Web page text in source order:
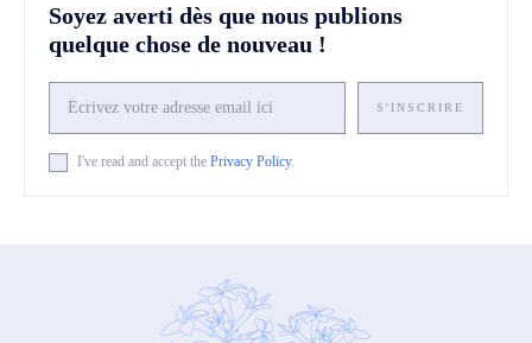
Soyez averti dès que nous publions
quelque chose de nouveau !
S'INSCRIRE
I've read and accept the Privacy Policy.